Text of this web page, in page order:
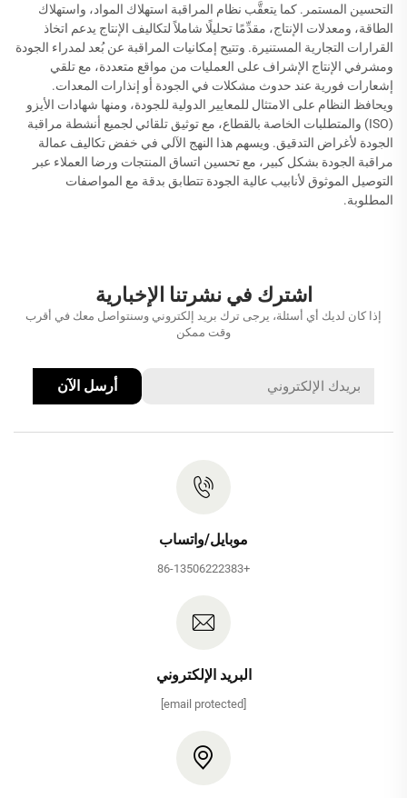
التحسين المستمر. كما يتعقَّب نظام المراقبة استهلاك المواد، واستهلاك
الطاقة، ومعدلات الإنتاج، مقدِّمًا تحليلًا شاملاً لتكاليف الإنتاج يدعم اتخاذ
القرارات التجارية المستنيرة. وتتيح إمكانيات المراقبة عن بُعد لمدراء الجودة
ومشرفي الإنتاج الإشراف على العمليات من مواقع متعددة، مع تلقي
إشعارات فورية عند حدوث مشكلات في الجودة أو إنذارات المعدات.
ويحافظ النظام على الامتثال للمعايير الدولية للجودة، ومنها شهادات الأيزو
(ISO) والمتطلبات الخاصة بالقطاع، مع توثيق تلقائي لجميع أنشطة مراقبة
الجودة لأغراض التدقيق. ويسهم هذا النهج الآلي في خفض تكاليف عمالة
مراقبة الجودة بشكل كبير، مع تحسين اتساق المنتجات ورضا العملاء عبر
التوصيل الموثوق لأنابيب عالية الجودة تتطابق بدقة مع المواصفات
المطلوبة.
اشترك في نشرتنا الإخبارية
إذا كان لديك أي أسئلة، يرجى ترك بريد إلكتروني وسنتواصل معك في أقرب
وقت ممكن
أرسل الآن
موبايل/واتساب
+86-13506222383
البريد الإلكتروني
[email protected]